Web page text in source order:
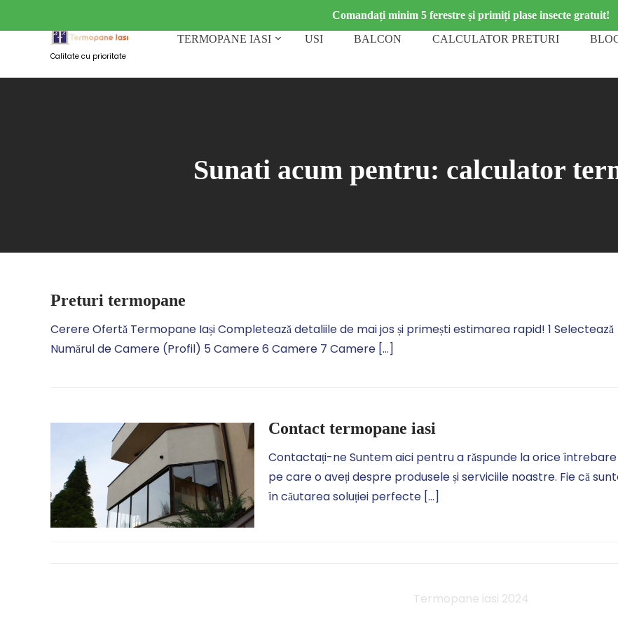
Comandați minim 5 ferestre și primiți plase insecte gratuit!
Calitate cu prioritate
TERMOPANE IASI USI BALCON CALCULATOR PRETURI
Sunati acum pentru: calculator
Preturi termopane
Cerere Ofertă Termopane Iași Completează detaliile de mai jos și primești estimarea rapid! 1 Selectează
Numărul de Camere (Profil) 5 Camere 6 Camere 7 Camere […]
Contact termopane iasi
Contactați-ne Suntem aici pentru a răspunde la orice întrebare
pe care o aveți despre produsele și serviciile noastre. Fie că
în căutarea soluției perfecte […]
Termopane iasi 2024